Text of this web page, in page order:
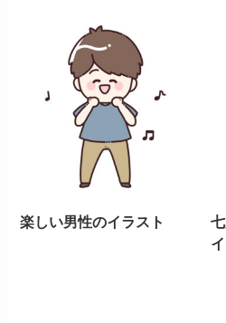
楽しい男性のイラスト